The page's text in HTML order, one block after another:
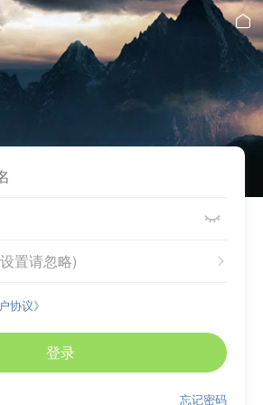



置请忽略)
协议》
登录
忘记密码